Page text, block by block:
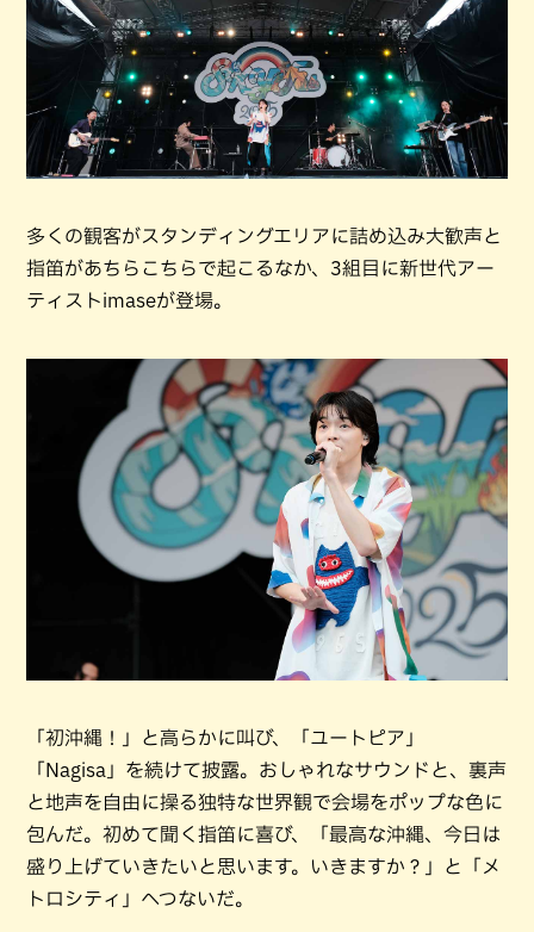
多くの観客がスタンディングエリアに詰め込み大歓声と
指笛があちらこちらで起こるなか、3組目に新世代アー
ティストimaseが登場。
「初沖縄！」と高らかに叫び、「ユートピア」
「Nagisa」を続けて披露。おしゃれなサウンドと、裏声
と地声を自由に操る独特な世界観で会場をポップな色に
包んだ。初めて聞く指笛に喜び、「最高な沖縄、今日は
盛り上げていきたいと思います。いきますか？」と「メ
トロシティ」へつないだ。